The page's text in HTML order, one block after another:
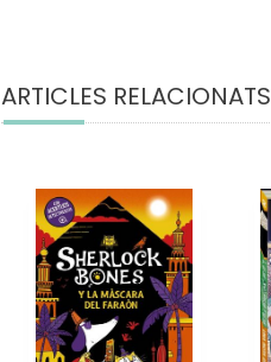
ARTICLES RELACIONATS